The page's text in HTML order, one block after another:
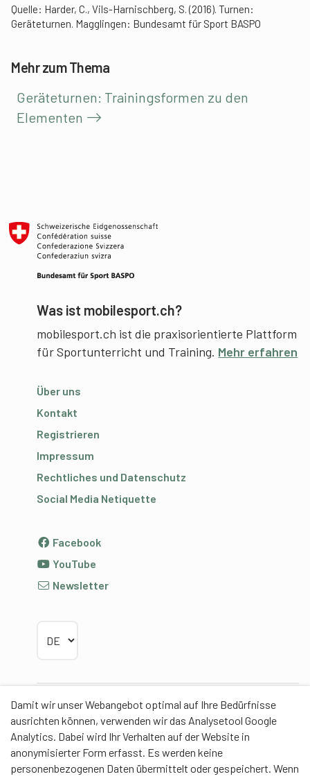
Damit wir unser Webangebot optimal auf Ihre Bedürfnisse
ausrichten können, verwenden wir das Analysetool Google
Analytics. Dabei wird Ihr Verhalten auf der Website in
anonymisierter Form erfasst. Es werden keine
personenbezogenen Daten übermittelt oder gespeichert. Wenn
Quelle: Harder, C., Vils-Harnischberg, S. (2016). Turnen:
Geräteturnen. Magglingen: Bundesamt für Sport BASPO
Mehr zum Thema
Geräteturnen: Trainingsformen zu den
Elementen
Was ist mobilesport.ch?
mobilesport.ch ist die praxisorientierte Plattform
für Sportunterricht und Training. Mehr erfahren
Über uns
Kontakt
Registrieren
Impressum
Rechtliches und Datenschutz
Social Media Netiquette
Facebook
YouTube
Newsletter
Partner